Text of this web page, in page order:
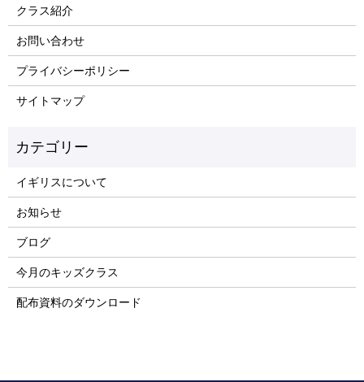
クラス紹介
お問い合わせ
プライバシーポリシー
サイトマップ
イギリスについて
お知らせ
ブログ
今月のキッズクラス
配布資料のダウンロード